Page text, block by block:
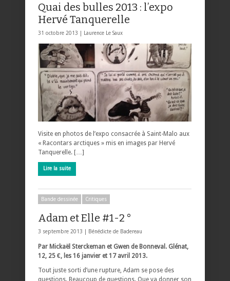
Quai des bulles 2013 : l’expo
Hervé Tanquerelle
31 octobre 2013 | Laurence Le Saux
Visite en photos de l’expo consacrée à Saint-Malo aux
« Racontars arctiques » mis en images par Hervé
Tanquerelle. […]
Lire la suite
Bande dessinée Critiques
Adam et Elle #1-2 °
3 septembre 2013 | Bénédicte de Badereau
Par Mickaël Sterckeman et Gwen de Bonneval. Glénat,
12, 25 €, les 16 janvier et 17 avril 2013.
Tout juste sorti d’une rupture, Adam se pose des
questions. Beaucoup de questions. Que va donner son